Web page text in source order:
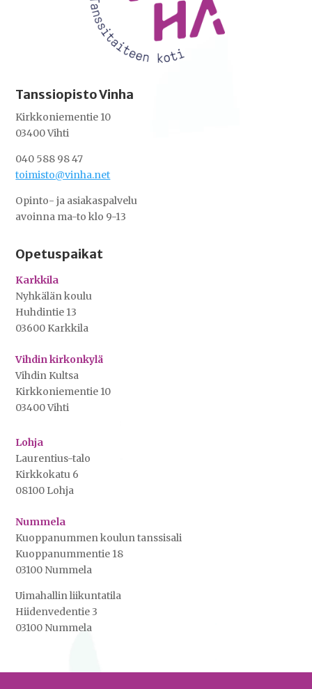
Tanssiopisto Vinha
Kirkkoniementie 10
03400 Vihti
040 588 98 47
toimisto@vinha.net
Opinto- ja asiakaspalvelu
avoinna ma-to klo 9-13
Opetuspaikat
Karkkila
Nyhkälän koulu
Huhdintie 13
03600 Karkkila
Vihdin kirkonkylä
Vihdin Kultsa
Kirkkoniementie 10
03400 Vihti
Lohja
Laurentius-talo
Kirkkokatu 6
08100 Lohja
Nummela
Kuoppanummen koulun tanssisali
Kuoppanummentie 18
03100 Nummela
Uimahallin liikuntatila
Hiidenvedentie 3
03100 Nummela